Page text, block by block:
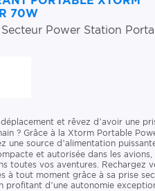
70W
Power Station
et rêvez d’avoir une
? Grâce à la Xtorm Portable
une source d’alimentation
et autorisée dans les avions,
toutes vos aventures. Rechargez
à tout moment grâce à sa prise
profitant d’une autonomie